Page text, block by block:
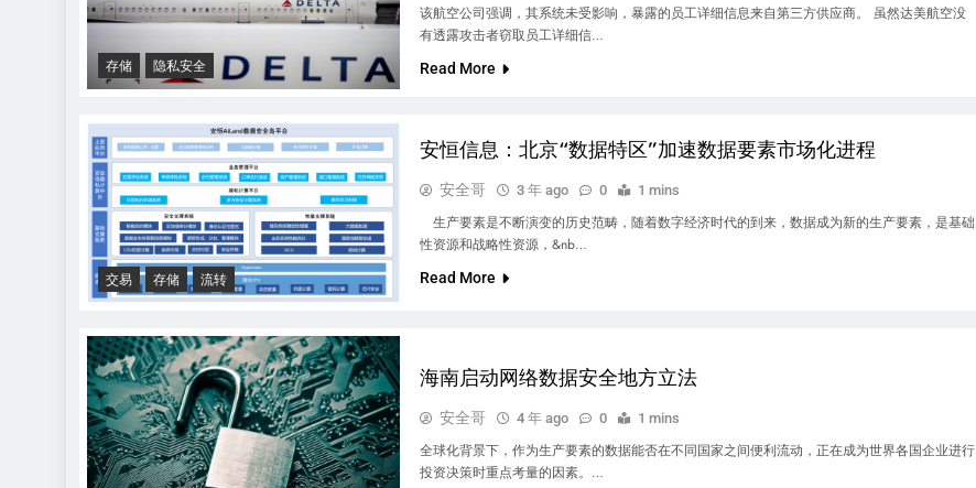
存储 隐私安全
该航空公司强调，其系统未受影响，暴露的员工详细信息来自第三方供应商。 虽然达美航空没
有透露攻击者窃取员工详细信…
Read More
交易 存储 流转
安恒信息：北京“数据特区”加速数据要素市场化进程
安全哥 3 年 ago 0 1 mins
生产要素是不断演变的历史范畴，随着数字经济时代的到来，数据成为新的生产要素，是基础
性资源和战略性资源，&nb…
Read More
海南启动网络数据安全地方立法
安全哥 4 年 ago 0 1 mins
全球化背景下，作为生产要素的数据能否在不同国家之间便利流动，正在成为世界各国企业进行
投资决策时重点考量的因素。…